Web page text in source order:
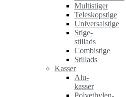
Multistiger
Teleskopstige
Universalstige
Stige-
stillads
Combistige
Stillads
Kasser
Alu-
kasser
Polyethylen-